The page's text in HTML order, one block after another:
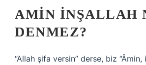
AMIN INŞALLAH
DENMEZ?
“Allah şifa versin” derse, biz “Âmin,